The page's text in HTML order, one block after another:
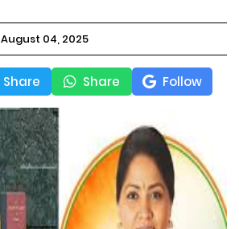
August 04, 2025
Share Share Follow